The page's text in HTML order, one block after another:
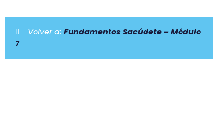
Volver a:Fundamentos Sacúdete – Módulo
7